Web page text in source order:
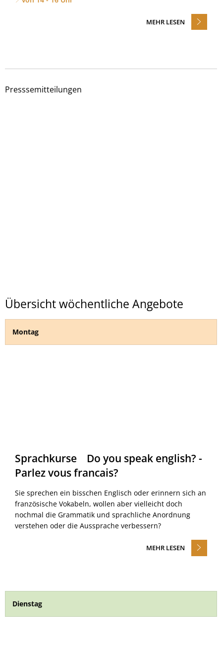
MEHR LESEN
Presssemitteilungen
Übersicht wöchentliche Angebote
Montag
Sprachkurse Do you speak english? -
Parlez vous francais?
Sie sprechen ein bisschen Englisch oder erinnern sich an
französische Vokabeln, wollen aber vielleicht doch
nochmal die Grammatik und sprachliche Anordnung
verstehen oder die Aussprache verbessern?
MEHR LESEN
Dienstag